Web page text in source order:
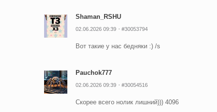
Shaman_RSHU
02.06.2026 09:39 #30053794
Вот такие у нас бедняки :) /s
Pauchok777
02.06.2026 09:39 #30054516
Скорее всего нолик лишний))) 4096